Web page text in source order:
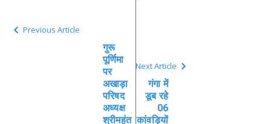
Previous Article
गुरू
पूर्णिमा
पर
अखाड़ा
परिषद
अध्यक्ष
श्रीमहंत
Next Article
गंगा में
डूब रहे
06
कांवड़ियों